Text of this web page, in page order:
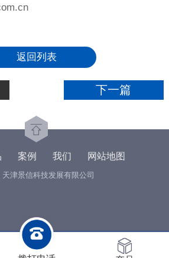
返回列表
下一篇
案例 我们 网站地图
天津景信科技发展有限公司